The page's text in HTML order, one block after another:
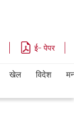
ई- पेपर
खेल विदेश